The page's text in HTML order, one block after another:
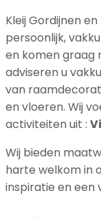
Kleij Gordijnen
persoonlijk,
en komen graag
adviseren u
van
en vloeren. Wij
activiteiten uit :
Wij bieden
harte welkom in
inspiratie en een